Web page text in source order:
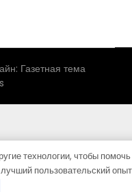
Газетная тема
технологии, чтобы помочь
пользовательский